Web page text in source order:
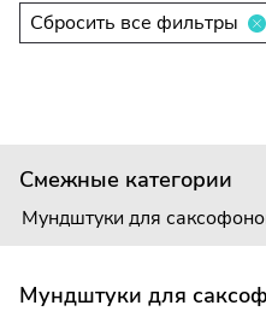
Сбросить все фильтры
Смежные категории
Мундштуки для
Мундштуки для